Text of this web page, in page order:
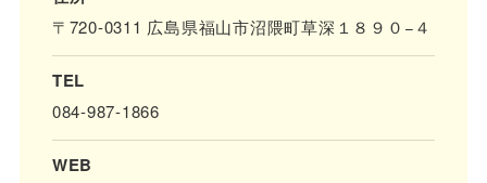
〒720-0311 広島県福山市沼隈町草深１８９０−４
TEL
084-987-1866
WEB